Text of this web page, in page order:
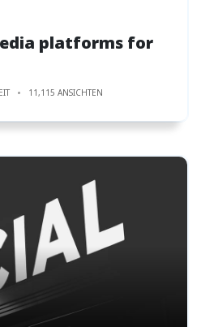
platforms for
11,115 ANSICHTEN